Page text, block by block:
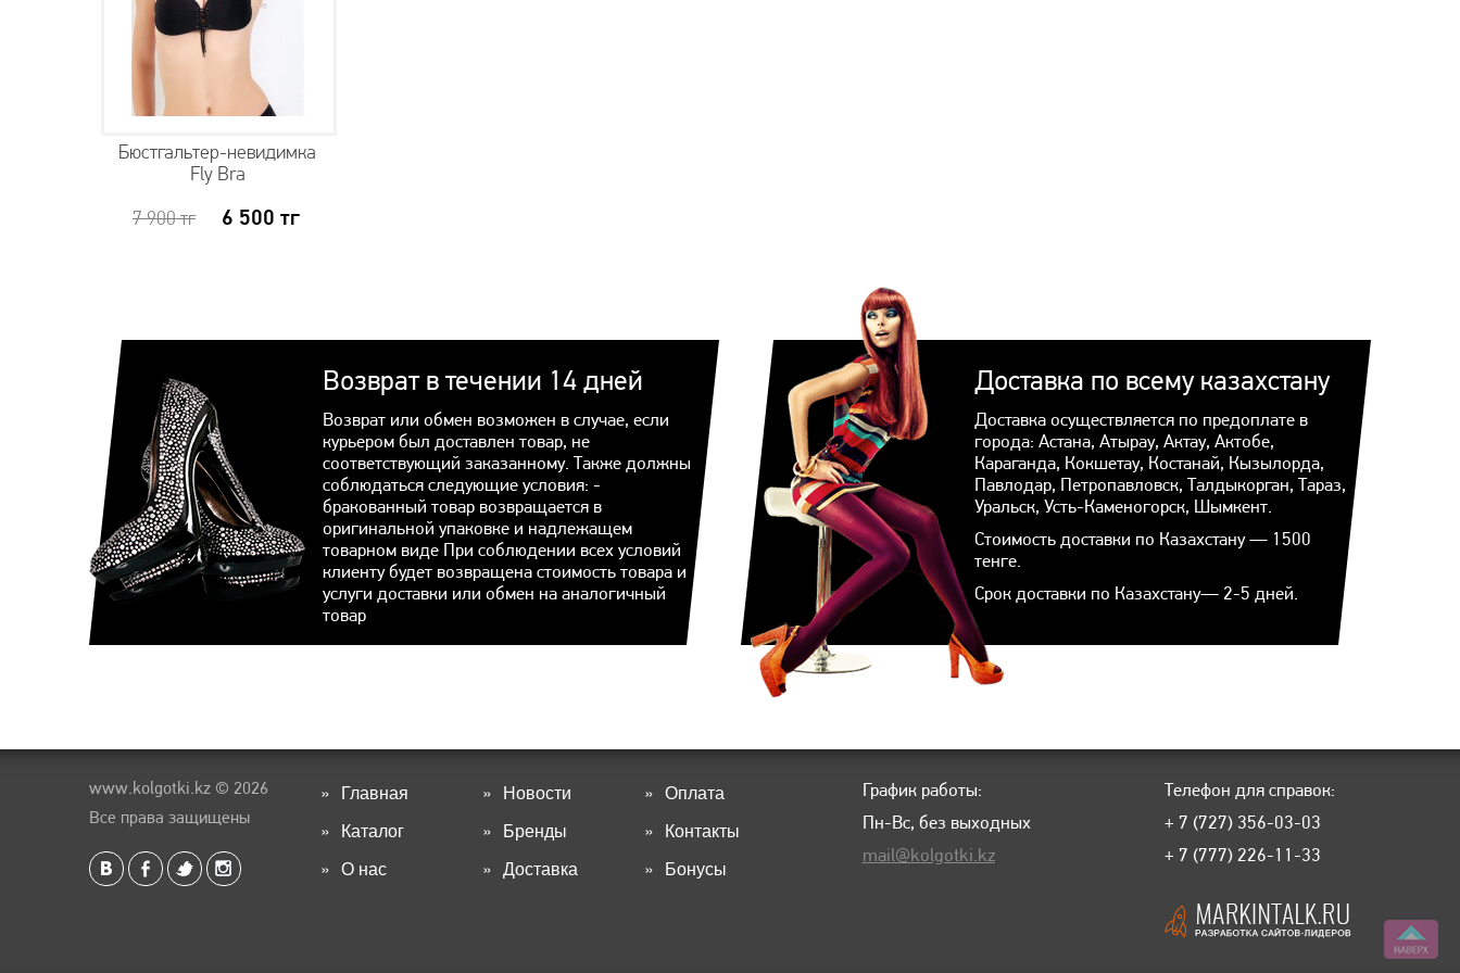
Бюстгальтер-невидимка
Fly Bra
7 900тг 6 500 тг
Возврат в течении 14 дней
Возврат или обмен возможен в случае, если
курьером был доставлен товар, не
соответствующий заказанному. Также должны
соблюдаться следующие условия: -
бракованный товар возвращается в
оригинальной упаковке и надлежащем
товарном виде При соблюдении всех условий
клиенту будет возвращена стоимость товара и
услуги доставки или обмен на аналогичный
товар
Доставка по всему казахстану
Доставка осуществляется по предоплате в
города: Астана, Атырау, Актау, Актобе,
Караганда, Кокшетау, Костанай, Кызылорда,
Павлодар, Петропавловск, Талдыкорган, Тараз,
Уральск, Усть-Каменогорск, Шымкент.
Стоимость доставки по Казахстану — 1500
тенге.
Срок доставки по Казахстану— 2-5 дней.
www.kolgotki.kz © 2026
Все права защищены
Главная Новости
Оплата
Каталог
Бренды
Контакты
О нас
Доставка Бонусы
График работы:
Пн-Вс, без выходных
mail@kolgotki.kz
Телефон для справок:
+ 7 (727) 356-03-03
+ 7 (777) 226-11-33